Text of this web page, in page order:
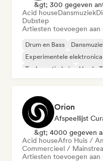
&gt; 300 gegeven
Acid houseDansmuziek
Dubstep
Artiesten toevoegen aan
Drum en Bass
Experimentele elektronica
Toekomstig huis
Harde
Orion
Afspeellijst
&gt; 4000 gegeven
Acid houseAfro Huis /
Commercieel /
Artiesten toevoegen aan